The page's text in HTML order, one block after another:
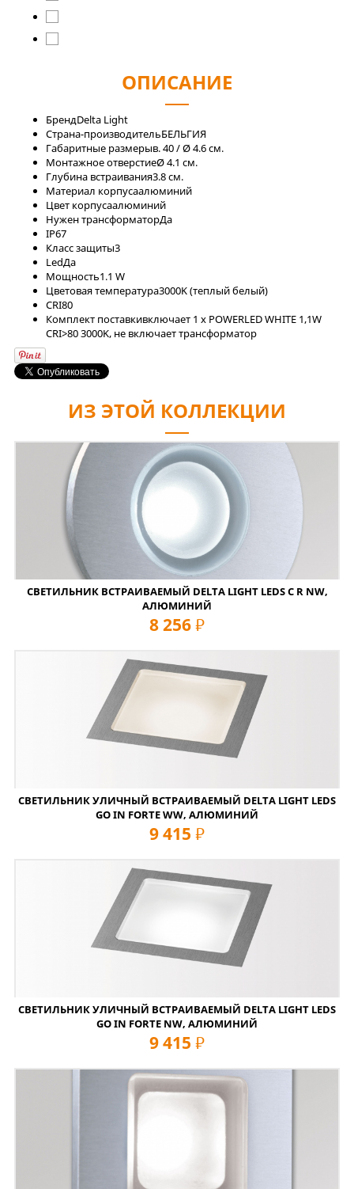
ОПИСАНИЕ
БрендDelta Light
Страна-производительБЕЛЬГИЯ
Габаритные размерыв. 40 / Ø 4.6 см.
Монтажное отверстиеØ 4.1 см.
Глубина встраивания3.8 см.
Материал корпусаалюминий
Цвет корпусаалюминий
Нужен трансформаторДа
IP67
Класс защиты3
LedДа
Мощность1.1 W
Цветовая температура3000K (теплый белый)
CRI80
Комплект поставкивключает 1 x POWERLED WHITE 1,1W
CRI>80 3000K, не включает трансформатор
ИЗ ЭТОЙ КОЛЛЕКЦИИ
СВЕТИЛЬНИК ВСТРАИВАЕМЫЙ DELTA LIGHT LEDS C R NW,
АЛЮМИНИЙ
8 256 руб
СВЕТИЛЬНИК УЛИЧНЫЙ ВСТРАИВАЕМЫЙ DELTA LIGHT LEDS
GO IN FORTE WW, АЛЮМИНИЙ
9 415 руб
СВЕТИЛЬНИК УЛИЧНЫЙ ВСТРАИВАЕМЫЙ DELTA LIGHT LEDS
GO IN FORTE NW, АЛЮМИНИЙ
9 415 руб